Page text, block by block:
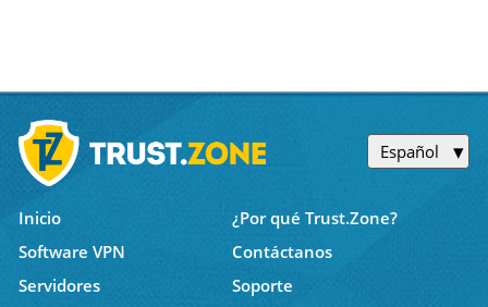
Español
Inicio
¿Por qué Trust.Zone?
Software VPN
Contáctanos
Servidores
Soporte